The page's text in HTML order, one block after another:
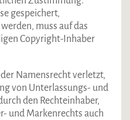
gespeichert,
muss auf das
Copyright-Inhaber
Namensrecht verletzt,
von Unterlassungs- und
den Rechteinhaber,
und Markenrechts auch